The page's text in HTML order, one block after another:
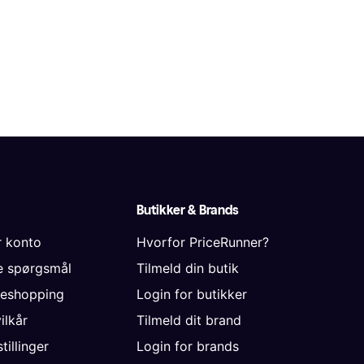
konto
spørgsmål
Butikker & Brands
Hvorfor PriceRunner?
Tilmeld din butik
Login for butikker
Tilmeld dit brand
Login for brands